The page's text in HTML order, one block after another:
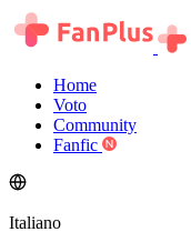
Home
Voto
Community
Fanfic
Italiano